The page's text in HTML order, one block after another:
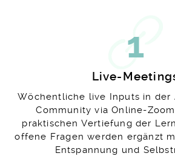
Live-
Wöchentliche live Inputs in der
Community via Online-
praktischen Vertiefung der
offene Fragen werden ergänzt
Entspannung und
1